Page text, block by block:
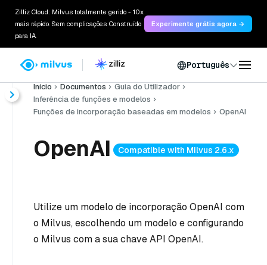
Zilliz Cloud: Milvus totalmente gerido - 10x
mais rápido. Sem complicações. Construído
para IA.
Experimente grátis agora →
Português
Início Documentos
Guia do Utilizador
Inferência de funções e modelos
Funções de incorporação baseadas em modelos
OpenAI
OpenAI Compatible with Milvus 2.6.x
Utilize um modelo de incorporação OpenAI com
o Milvus, escolhendo um modelo e configurando
o Milvus com a sua chave API OpenAI.